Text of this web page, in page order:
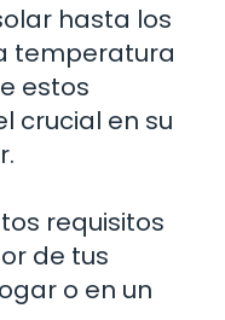
hasta los
temperatura
estos
crucial en su
requisitos
de tus
o en un